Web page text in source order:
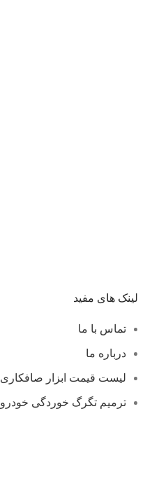
لینک های مفید
تماس با ما
درباره ما
لیست قیمت ابزار صافکاری
ترمیم تگرگ خوردگی خودرو